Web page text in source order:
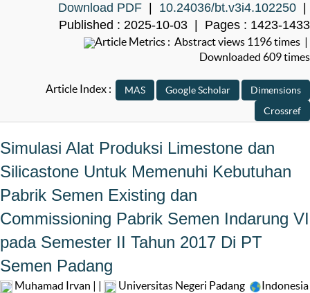
Download PDF 10.24036/bt.v3i4.102250
Published : 2025-10-03 | Pages : 1423-1433
Article Metrics : Abstract views 1196 times |
Downloaded 609 times
Article Index :
Simulasi Alat Produksi Limestone dan
Silicastone Untuk Memenuhi Kebutuhan
Pabrik Semen Existing dan
Commissioning Pabrik Semen Indarung VI
pada Semester II Tahun 2017 Di PT
Semen Padang
Muhamad Irvan | | Universitas Negeri Padang
Indonesia